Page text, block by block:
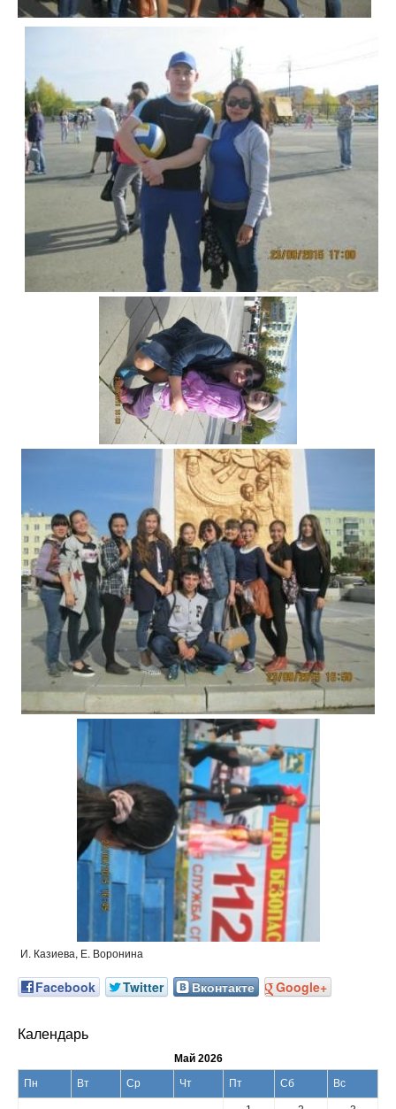
И. Казиева, Е. Воронина
Facebook Twitter Вконтакте Google+
Календарь
Май 2026
Пн
Вт Ср Чт Пт Сб Вс